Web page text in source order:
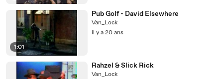
1:01
Pub Golf - David Elsewhere
Van_Lock
il y a 20 ans
Rahzel & Slick Rick
Van_Lock